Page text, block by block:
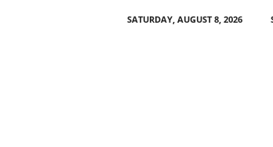
SATURDAY, AUGUST 8, 2026